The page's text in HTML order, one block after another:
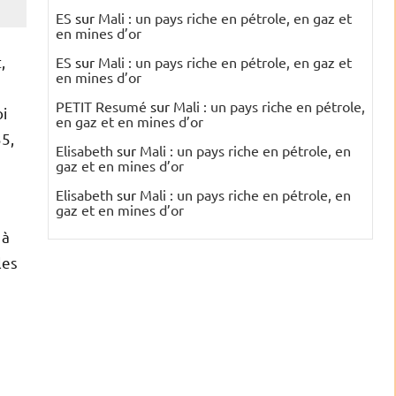
ES sur Mali : un pays riche en pétrole, en gaz et
en mines d’or
ES sur Mali : un pays riche en pétrole, en gaz et
en mines d’or
PETIT Resumé sur Mali : un pays riche en pétrole,
en gaz et en mines d’or
Elisabeth sur Mali : un pays riche en pétrole, en
gaz et en mines d’or
Elisabeth sur Mali : un pays riche en pétrole, en
gaz et en mines d’or